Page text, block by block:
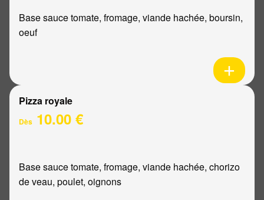
Base sauce tomate, fromage, viande hachée, boursin,
oeuf
Pizza royale
Dès 10.00 €
Base sauce tomate, fromage, viande hachée, chorizo
de veau, poulet, oignons